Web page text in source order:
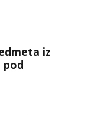
iz
pod